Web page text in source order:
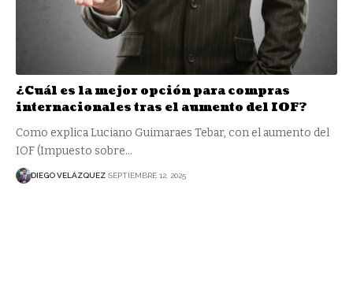
¿Cuál es la mejor opción para compras
internacionales tras el aumento del IOF?
Como explica Luciano Guimaraes Tebar, con el aumento del
IOF (Impuesto sobre…
DIEGO VELÁZQUEZ SEPTIEMBRE 12, 2025